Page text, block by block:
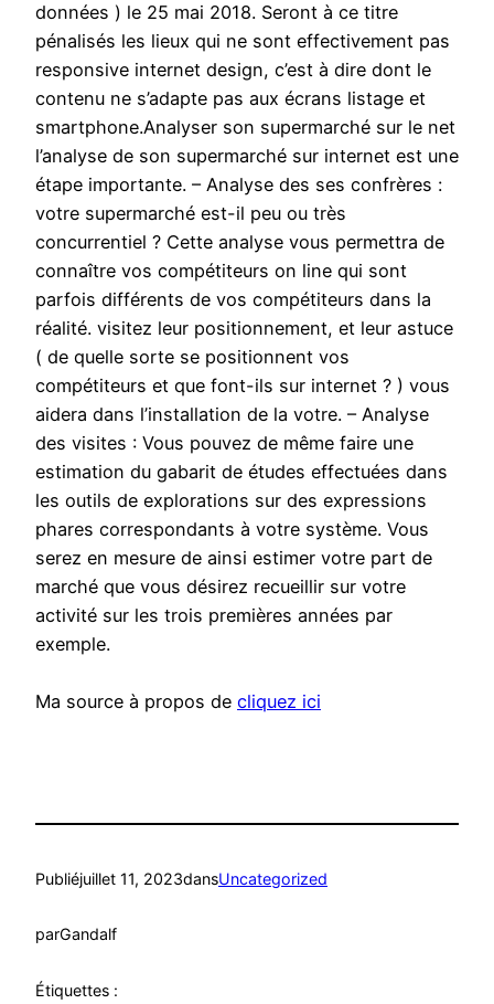
données ) le 25 mai 2018. Seront à ce titre
pénalisés les lieux qui ne sont effectivement pas
responsive internet design, c’est à dire dont le
contenu ne s’adapte pas aux écrans listage et
smartphone.Analyser son supermarché sur le net
l’analyse de son supermarché sur internet est une
étape importante. – Analyse des ses confrères :
votre supermarché est-il peu ou très
concurrentiel ? Cette analyse vous permettra de
connaître vos compétiteurs on line qui sont
parfois différents de vos compétiteurs dans la
réalité. visitez leur positionnement, et leur astuce
( de quelle sorte se positionnent vos
compétiteurs et que font-ils sur internet ? ) vous
aidera dans l’installation de la votre. – Analyse
des visites : Vous pouvez de même faire une
estimation du gabarit de études effectuées dans
les outils de explorations sur des expressions
phares correspondants à votre système. Vous
serez en mesure de ainsi estimer votre part de
marché que vous désirez recueillir sur votre
activité sur les trois premières années par
exemple.
Ma source à propos de cliquez ici
Publiéjuillet 11, 2023dansUncategorized
parGandalf
Étiquettes :